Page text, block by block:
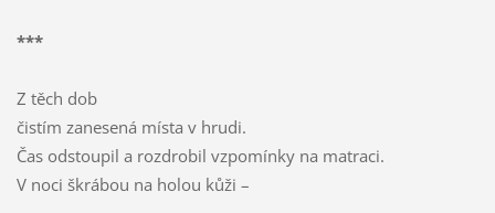
***
Z těch dob
čistím zanesená místa v hrudi.
Čas odstoupil a rozdrobil vzpomínky na matraci.
V noci škrábou na holou kůži –